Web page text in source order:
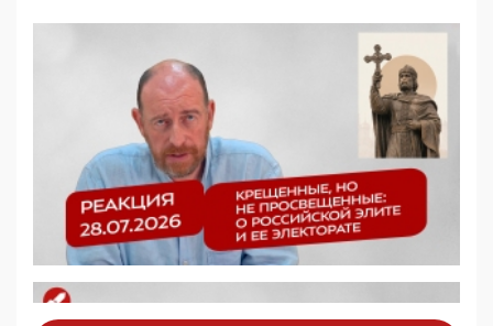
деятельность ИИТО ЮНЕСКО в России, но
цифроглобалисты продолжают определять
повестку в образовании
09:43, 01 Июня 2026
5G за счет здоровья граждан: Минцифры намерено
отобрать у регионов и муниципалитетов право
защищать жилые дома и социальные объекты от
05:58, 26 Мая 2026
Роскомнадзор освободили от борца с
деструктивным и опасным контентом
07:39, 25 Мая 2026